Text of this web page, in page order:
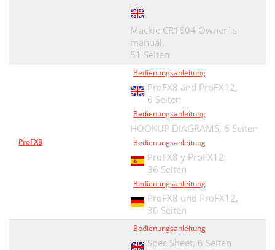
Mackie CR1604 Owner`s
manual,
51 Seiten
ProFX8
Bedienungsanleitung
ProFX8 and ProFX12,
6 Seiten
Bedienungsanleitung
HOOKUP DIAGRAMS, 6 Seiten
Bedienungsanleitung
ProFX8 y ProFX12,
36 Seiten
Bedienungsanleitung
ProFX8 und ProFX12,
36 Seiten
Bedienungsanleitung
Spec Sheet, 6 Seiten